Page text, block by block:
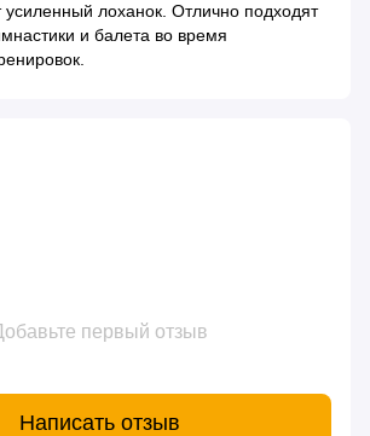
лоханок. Отлично подходят
и балета во время
первый отзыв
Написать отзыв